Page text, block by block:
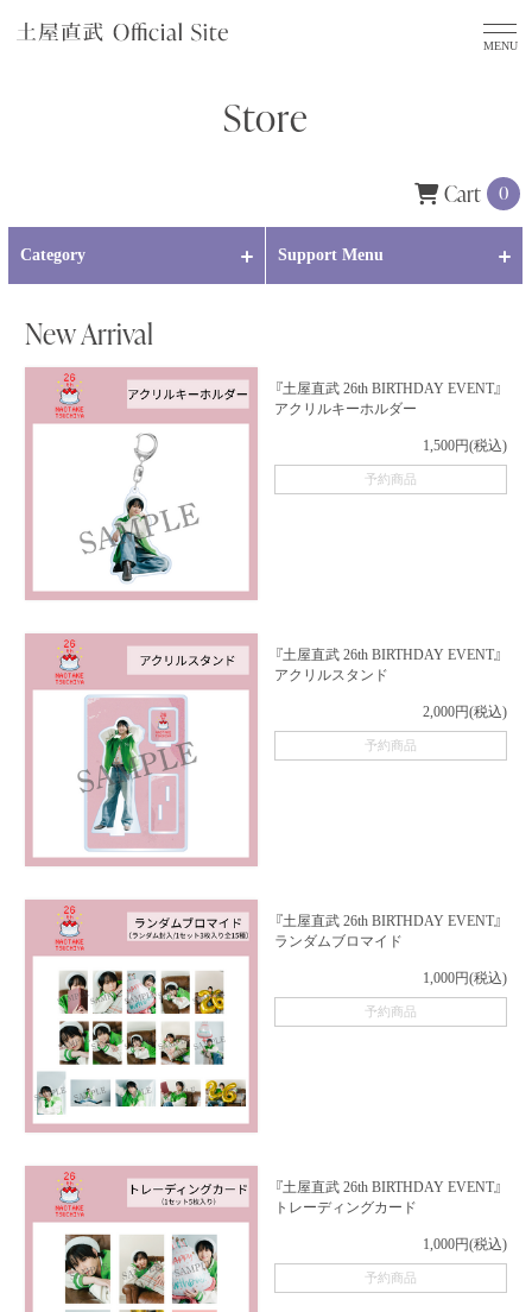
Store
Cart 0
Category Support Menu
New Arrival
『土屋直武 26th BIRTHDAY EVENT』
アクリルキーホルダー
1,500円(税込)
予約商品
『土屋直武 26th BIRTHDAY EVENT』
アクリルスタンド
2,000円(税込)
予約商品
『土屋直武 26th BIRTHDAY EVENT』
ランダムブロマイド
1,000円(税込)
予約商品
『土屋直武 26th BIRTHDAY EVENT』
トレーディングカード
1,000円(税込)
予約商品